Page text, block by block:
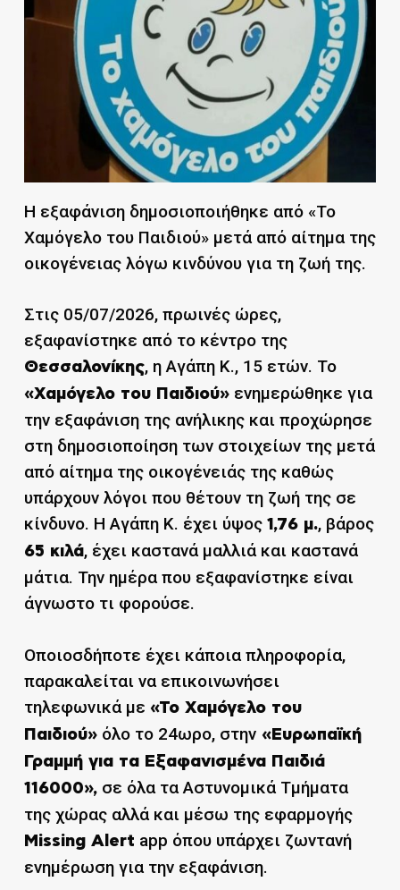
Η εξαφάνιση δημοσιοποιήθηκε από «Το
Χαμόγελο του Παιδιού» μετά από αίτημα της
οικογένειας λόγω κινδύνου για τη ζωή της.
Στις 05/07/2026, πρωινές ώρες,
εξαφανίστηκε από το κέντρο της
Θεσσαλονίκης, η Αγάπη Κ., 15 ετών. Το
«Χαμόγελο του Παιδιού»ενημερώθηκε για
την εξαφάνιση της ανήλικης και προχώρησε
στη δημοσιοποίηση των στοιχείων της μετά
από αίτημα της οικογένειάς της καθώς
υπάρχουν λόγοι που θέτουν τη ζωή της σε
κίνδυνο. Η Αγάπη Κ. έχει ύψος 1,76 μ., βάρος
65 κιλά, έχει καστανά μαλλιά και καστανά
μάτια. Την ημέρα που εξαφανίστηκε είναι
άγνωστο τι φορούσε.
Οποιοσδήποτε έχει κάποια πληροφορία,
παρακαλείται να επικοινωνήσει
τηλεφωνικά με «Το Χαμόγελο του
Παιδιού»όλο το 24ωρο, στην«Ευρωπαϊκή
Γραμμή για τα Εξαφανισμένα Παιδιά
116000»,σε όλα τα Αστυνομικά Τμήματα
της χώρας αλλά και μέσω της εφαρμογής
Missing Alert app όπου υπάρχει ζωντανή
ενημέρωση για την εξαφάνιση.